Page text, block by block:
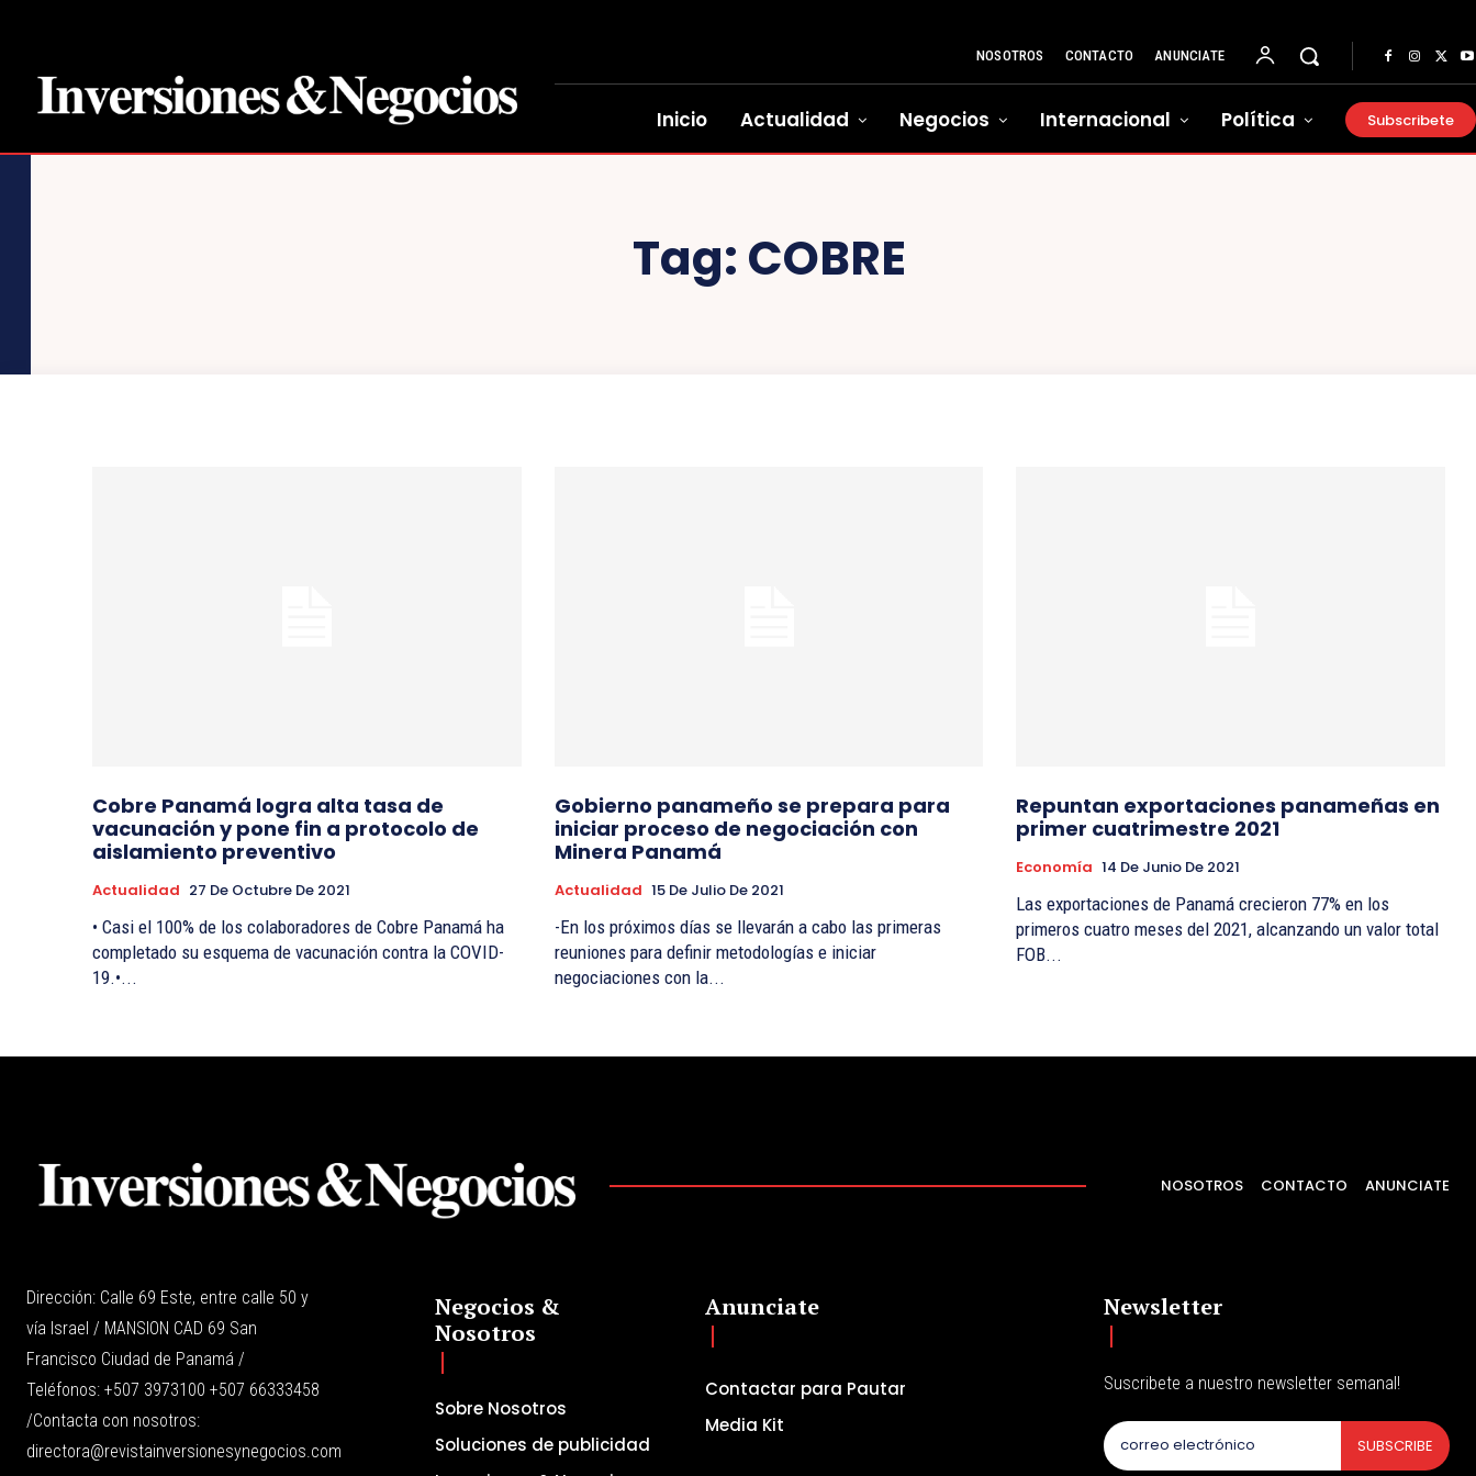
NOSOTROS CONTACTO ANUNCIATE
Inicio Actualidad Negocios Internacional Política Subscribete
Tag: COBRE
Cobre Panamá logra alta tasa de
vacunación y pone fin a protocolo de
aislamiento preventivo
Actualidad 27 De Octubre De 2021
• Casi el 100% de los colaboradores de Cobre Panamá ha
completado su esquema de vacunación contra la COVID-
19.•...
Gobierno panameño se prepara para
iniciar proceso de negociación con
Minera Panamá
Actualidad 15 De Julio De 2021
-En los próximos días se llevarán a cabo las primeras
reuniones para definir metodologías e iniciar
negociaciones con la...
Repuntan exportaciones panameñas en
primer cuatrimestre 2021
Economía 14 De Junio De 2021
Las exportaciones de Panamá crecieron 77% en los
primeros cuatro meses del 2021, alcanzando un valor total
FOB...
NOSOTROS CONTACTO ANUNCIATE
Dirección: Calle 69 Este, entre calle 50 y
vía Israel / MANSION CAD 69 San
Francisco Ciudad de Panamá /
Teléfonos: +507 3973100 +507 66333458
/Contacta con nosotros:
directora@revistainversionesynegocios.com
Negocios &
Nosotros
Sobre Nosotros
Soluciones de publicidad
Anunciate
Contactar para Pautar
Media Kit
Newsletter
Suscribete a nuestro newsletter semanal!
SUBSCRIBE